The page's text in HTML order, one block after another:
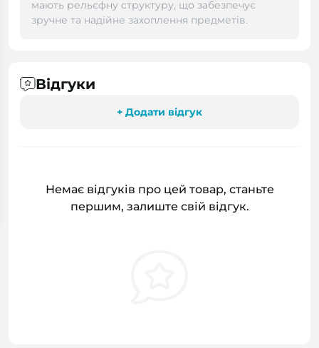
мають рельєфну структуру, що забезпечує
зручне та надійне захоплення предметів.
Відгуки
+ Додати відгук
Немає відгуків про цей товар, станьте
першим, залиште свій відгук.